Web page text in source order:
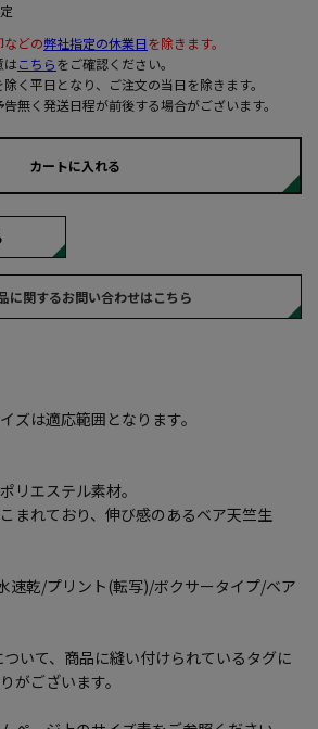
どの弊社指定の休業日を除きます。
はこちらをご確認ください。
く平日となり、ご注文の当日を除きます。
無く発送日程が前後する場合がございます。
カートに入れる
に関するお問い合わせはこちら
ズは適応範囲となります。
リエステル素材。
まれており、伸び感のあるベア天竺生
速乾/プリント(転写)/ボクサータイプ/ベア
いて、商品に縫い付けられているタグに
がございます。